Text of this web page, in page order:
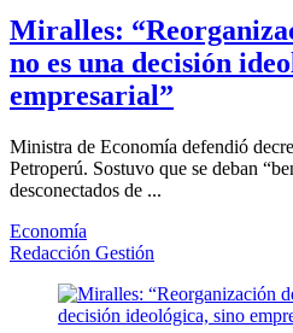
Miralles:
no es una decisión
empresarial”
Ministra de Economía defendió
Petroperú. Sostuvo que se deban
desconectados de ...
Economía
Redacción Gestión